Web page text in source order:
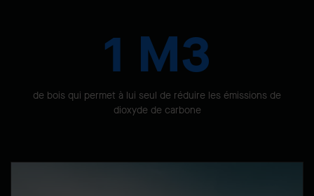
1 M3
de bois qui permet à lui seul de réduire les émissions de
dioxyde de carbone